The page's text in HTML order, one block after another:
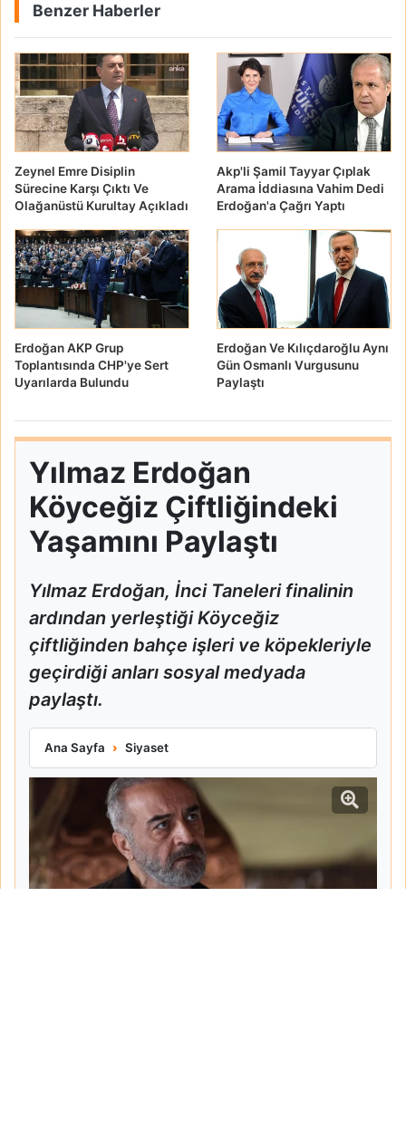
Benzer Haberler
Zeynel Emre Disiplin
Sürecine Karşı Çıktı Ve
Olağanüstü Kurultay Açıkladı
Akp'li Şamil Tayyar Çıplak
Arama İddiasına Vahim Dedi
Erdoğan'a Çağrı Yaptı
Erdoğan AKP Grup
Toplantısında CHP'ye Sert
Uyarılarda Bulundu
Erdoğan Ve Kılıçdaroğlu Aynı
Gün Osmanlı Vurgusunu
Paylaştı
Yılmaz Erdoğan
Köyceğiz Çiftliğindeki
Yaşamını Paylaştı
Yılmaz Erdoğan, İnci Taneleri finalinin
ardından yerleştiği Köyceğiz
çiftliğinden bahçe işleri ve köpekleriyle
geçirdiği anları sosyal medyada
paylaştı.
Ana Sayfa Siyaset
Yılmaz Erdoğan Köyceğiz Çiftliğindeki Yaşamını Paylaştı